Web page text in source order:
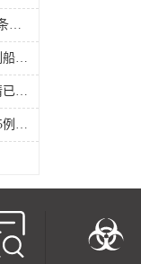
8月新规速览：多国入境政策调整，多条国际航线加密
刚果（金）拦截涉埃博拉疑似死亡病例船只疫情已波及五省
印度古吉拉特邦暴发金迪普拉病毒疫情已致22名儿童死亡
乍得首都恩贾梅纳暴发霍乱疫情累计75例确诊8人死亡（2026-08-05）